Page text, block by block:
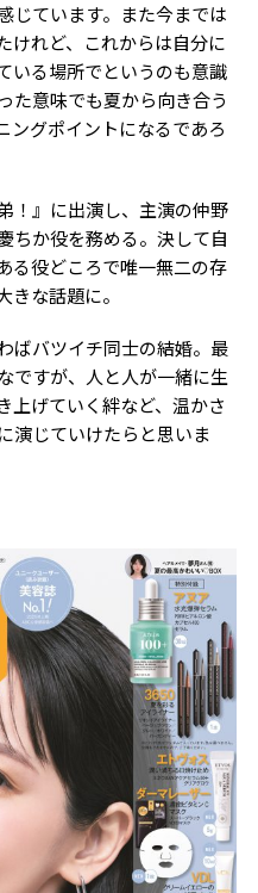
じています。また今までは
けれど、これからは自分に
いる場所でというのも意識
た意味でも夏から向き合う
ングポイントになるであろ
！』に出演し、主演の仲野
ちか役を務める。決して自
る役どころで唯一無二の存
な話題に。
ばバツイチ同士の結婚。最
ですが、人と人が一緒に生
上げていく絆など、温かさ
演じていけたらと思いま